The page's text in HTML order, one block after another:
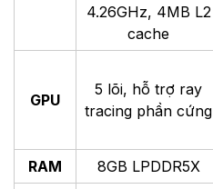
4.26GHz, 4MB L2
cache
GPU
5 lõi, hỗ trợ ray
tracing phần cứng
RAM
8GB LPDDR5X